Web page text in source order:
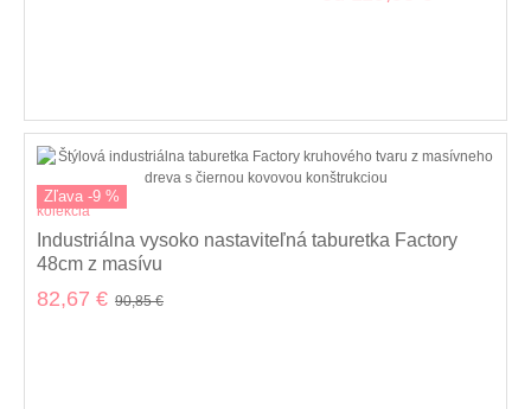
a zrkadlovými
Zľava -9 %
kolekcia
Industriálna vysoko nastaviteľná taburetka Factory
48cm z masívu
82,67 € 90,85 €